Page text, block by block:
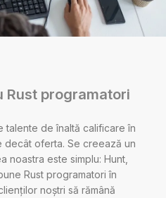
Rust programatori
talente de înaltă calificare în
decât oferta. Se creează un
noastra este simplu: Hunt,
Rust programatori în
noștri să rămână